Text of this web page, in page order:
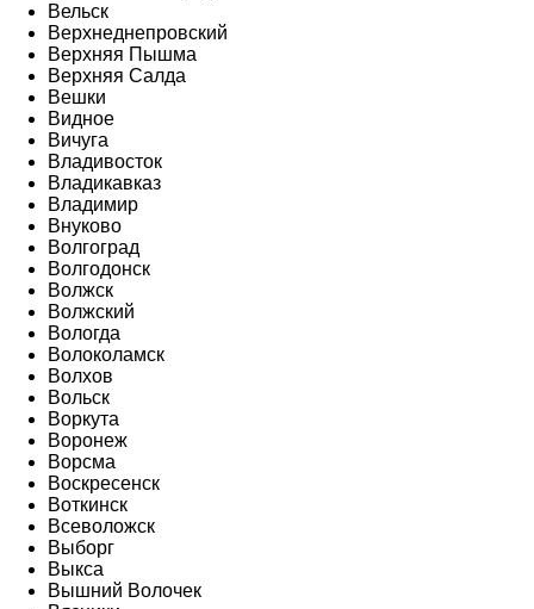
Вельск
Верхнеднепровский
Верхняя Пышма
Верхняя Салда
Вешки
Видное
Вичуга
Владивосток
Владикавказ
Владимир
Внуково
Волгоград
Волгодонск
Волжск
Волжский
Вологда
Волоколамск
Волхов
Вольск
Воркута
Воронеж
Ворсма
Воскресенск
Воткинск
Всеволожск
Выборг
Выкса
Вышний Волочек